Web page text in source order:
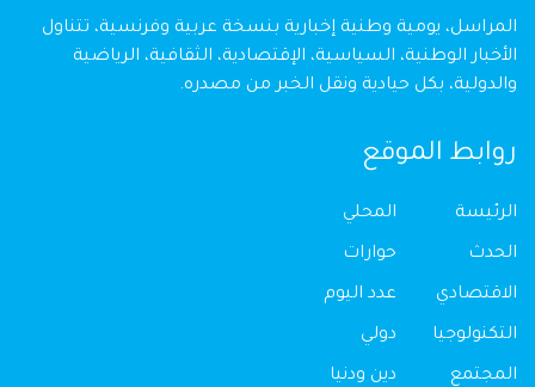
المراسل، يومية وطنية إخبارية بنسخة عربية وفرنسية، تتناول
الأخبار الوطنية، السياسية، الإقتصادية، الثقافية، الرياضية
والدولية، بكل حيادية ونقل الخبر من مصدره.
روابط الموقع
الرئيسة
الحدث
الاقتصادي
التكنولوجيا
المجتمع
المحلي
حوارات
عدد اليوم
دولي
دين ودنيا